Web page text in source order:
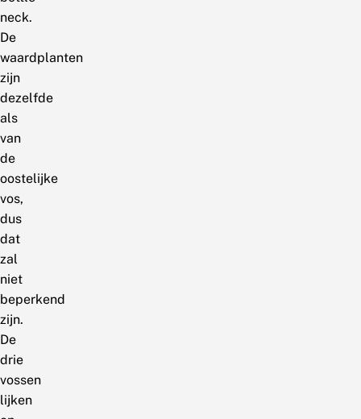
neck.
De
waardplanten
zijn
dezelfde
als
van
de
oostelijke
vos,
dus
dat
zal
niet
beperkend
zijn.
De
drie
vossen
lijken